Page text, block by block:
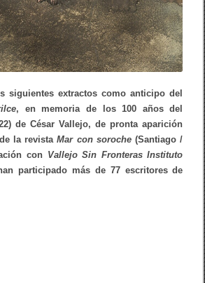
siguientes extractos como anticipo del
, en memoria de los 100 años del
de César Vallejo, de pronta aparición
la revistaMar con soroche(Santiago /
con Vallejo Sin Fronteras Instituto
participado más de 77 escritores de